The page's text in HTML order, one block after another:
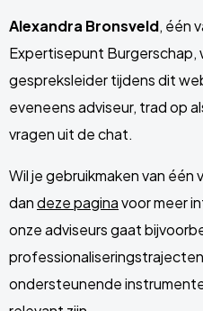
Alexandra Bronsveld, één
Expertisepunt Burgerschap,
gespreksleider tijdens dit
eveneens adviseur, trad op
vragen uit de chat.
Wil je gebruikmaken van één
dandeze paginavoor meer
onze adviseurs gaat
ondersteunende